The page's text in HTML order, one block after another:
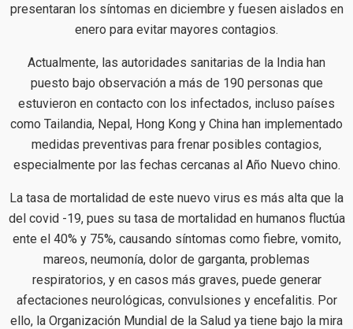
presentaran los síntomas en diciembre y fuesen aislados en
enero para evitar mayores contagios.
Actualmente, las autoridades sanitarias de la India han
puesto bajo observación a más de 190 personas que
estuvieron en contacto con los infectados, incluso países
como Tailandia, Nepal, Hong Kong y China han implementado
medidas preventivas para frenar posibles contagios,
especialmente por las fechas cercanas al Año Nuevo chino.
La tasa de mortalidad de este nuevo virus es más alta que la
del covid -19, pues su tasa de mortalidad en humanos fluctúa
ente el 40% y 75%, causando síntomas como fiebre, vomito,
mareos, neumonía, dolor de garganta, problemas
respiratorios, y en casos más graves, puede generar
afectaciones neurológicas, convulsiones y encefalitis. Por
ello, la Organización Mundial de la Salud ya tiene bajo la mira